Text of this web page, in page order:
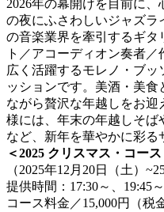
2026年の幕開けを目前に
の夜にふさわしいジャズ
の音楽業界を牽引するギタ
ト／アコーディオン奏者
広く活躍するモレノ・ブ
ッションです。美酒・美
ながら贅沢な年越しをお
様には、年末の年越しそ
など、新年を華やかに彩る
＜2025 クリスマス・コース
（2025年12月20日（土）
提供時間：17:30～、19:45
コース料金／15,000円（税